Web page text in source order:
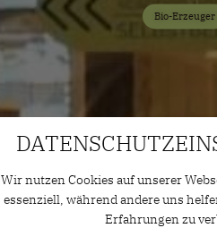
Bio-Erzeuger
Wir nutzen Cookies auf unserer
essenziell, während andere uns
Erfahrungen zu